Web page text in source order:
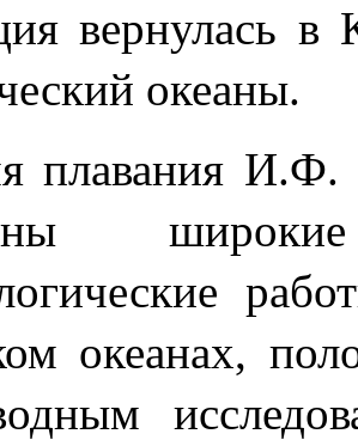
вернулась
океаны.
плавания И.Ф.
океанах,